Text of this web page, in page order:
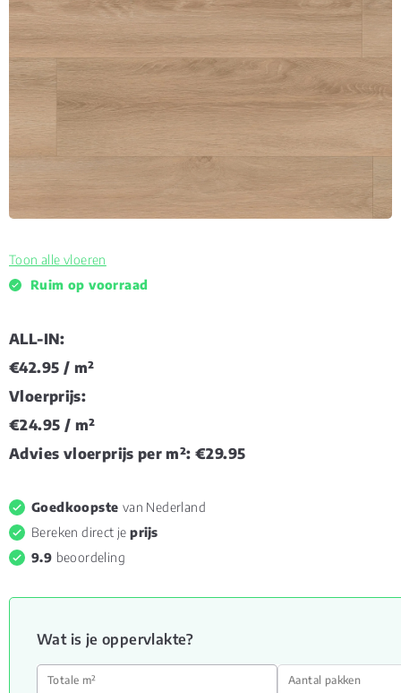
Toon alle vloeren
Ruim op voorraad
ALL-IN:
€42.95 / m²
Vloerprijs:
€24.95 / m²
Advies vloerprijs per m²: €29.95
Goedkoopste van Nederland
Bereken direct jeprijs
9.9 beoordeling
Wat is je oppervlakte?
Totale m² Aantal pakken